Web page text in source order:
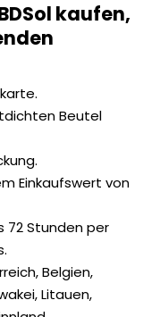
kaufen,
Beutel
Einkaufswert von
72 Stunden per
Belgien,
Litauen,